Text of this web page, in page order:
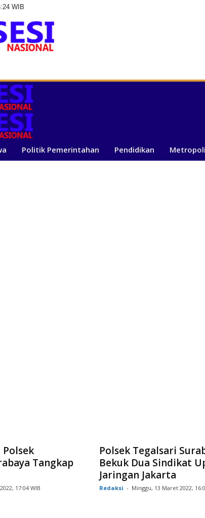
WIB
Politik Pemerintahan Pendidikan
Polsek
Tangkap
17:04 WIB
Polsek Tegalsari
Bekuk Dua Sindikat
Jaringan Jakarta
Redaksi - Minggu, 13 Maret 2022,